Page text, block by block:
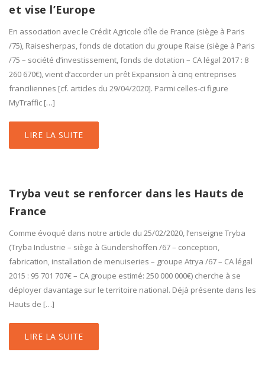
et vise l’Europe
En association avec le Crédit Agricole d’Île de France (siège à Paris
/75), Raisesherpas, fonds de dotation du groupe Raise (siège à Paris
/75 – société d’investissement, fonds de dotation – CA légal 2017 : 8
260 670€), vient d’accorder un prêt Expansion à cinq entreprises
franciliennes [cf. articles du 29/04/2020]. Parmi celles-ci figure
MyTraffic […]
LIRE LA SUITE
Tryba veut se renforcer dans les Hauts de
France
Comme évoqué dans notre article du 25/02/2020, l’enseigne Tryba
(Tryba Industrie – siège à Gundershoffen /67 – conception,
fabrication, installation de menuiseries – groupe Atrya /67 – CA légal
2015 : 95 701 707€ – CA groupe estimé: 250 000 000€) cherche à se
déployer davantage sur le territoire national. Déjà présente dans les
Hauts de […]
LIRE LA SUITE